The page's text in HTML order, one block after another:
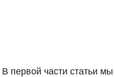
В первой части статьи